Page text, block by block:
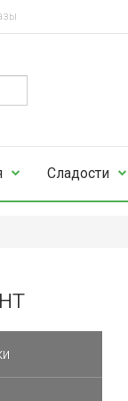
Сладости